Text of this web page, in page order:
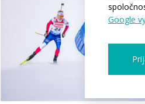
Google